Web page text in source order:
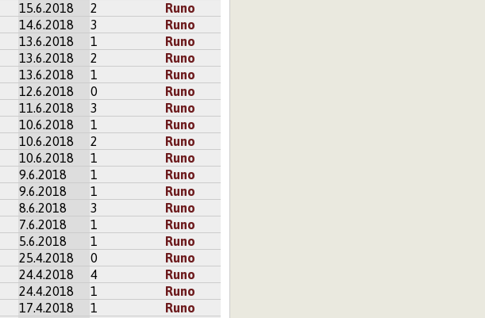
15.6.2018 2
Runo
14.6.2018 3
Runo
13.6.2018 1
Runo
13.6.2018 2
Runo
13.6.2018 1
Runo
12.6.2018 0
Runo
11.6.2018 3
Runo
10.6.2018 1
Runo
10.6.2018 2
Runo
10.6.2018 1
Runo
9.6.2018 1
Runo
9.6.2018 1
Runo
8.6.2018 3
Runo
7.6.2018 1
Runo
5.6.2018 1
Runo
25.4.2018 0
Runo
24.4.2018 4
Runo
24.4.2018 1
Runo
17.4.2018 1
Runo